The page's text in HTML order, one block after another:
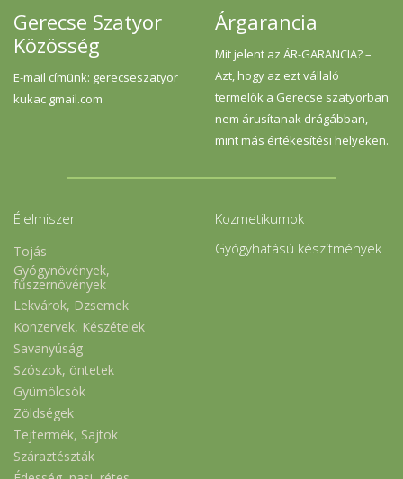
Gerecse Szatyor
Közösség
E-mail címünk: gerecseszatyor
kukac gmail.com
Árgarancia
Mit jelent az ÁR-GARANCIA? –
Azt, hogy az ezt vállaló
termelők a Gerecse szatyorban
nem árusítanak drágábban,
mint más értékesítési helyeken.
Élelmiszer
Tojás
Gyógynövények,
fűszernövények
Lekvárok, Dzsemek
Konzervek, Készételek
Savanyúság
Szószok, öntetek
Gyümölcsök
Zöldségek
Tejtermék, Sajtok
Száraztészták
Kozmetikumok
Gyógyhatású készítmények